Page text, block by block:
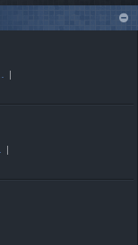
rie